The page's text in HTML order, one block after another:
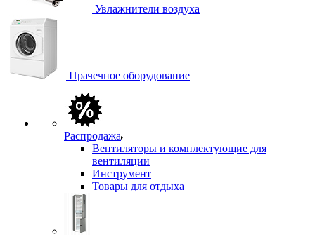
Увлажнители воздуха
Прачечное оборудование
Распродажа
Вентиляторы и комплектующие для
вентиляции
Инструмент
Товары для отдыха